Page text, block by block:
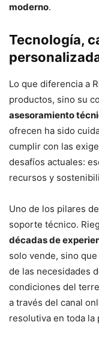
moderno.
Tecnología,
Lo que diferencia a
productos, sino su
asesoramiento
ofrecen ha sido
cumplir con las
desafíos actuales:
recursos y
Uno de los pilares
soporte técnico.
décadas de
solo vende, sino
de las necesidades
condiciones del
a través del canal
resolutiva en toda la